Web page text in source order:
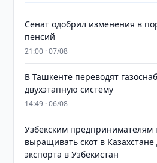
Сенат одобрил изменения в
пенсий
21:00 · 07/08
В Ташкенте переводят
двухэтапную систему
14:49 · 06/08
Узбекским предпринимателям
выращивать скот в
экспорта в Узбекистан